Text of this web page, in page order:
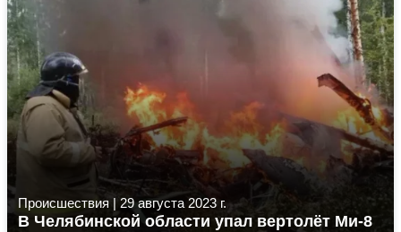
Происшествия| 29 августа 2023 г.
В Челябинской области упал вертолёт Ми-8